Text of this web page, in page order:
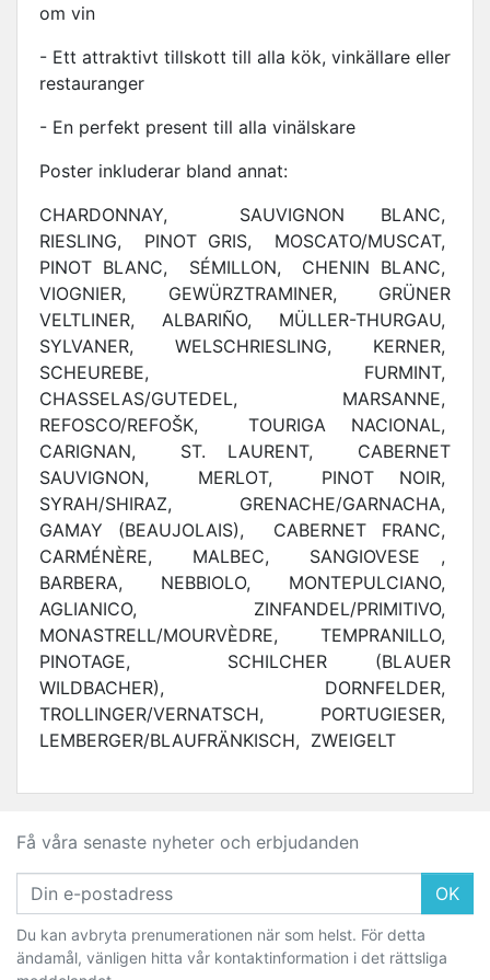
om vin
- Ett attraktivt tillskott till alla kök, vinkällare eller
restauranger
- En perfekt present till alla vinälskare
Poster inkluderar bland annat:
CHARDONNAY, SAUVIGNON BLANC,
RIESLING, PINOT GRIS, MOSCATO/MUSCAT,
PINOT BLANC, SÉMILLON, CHENIN BLANC,
VIOGNIER, GEWÜRZTRAMINER, GRÜNER
VELTLINER, ALBARIÑO, MÜLLER-THURGAU,
SYLVANER, WELSCHRIESLING, KERNER,
SCHEUREBE, FURMINT,
CHASSELAS/GUTEDEL, MARSANNE,
REFOSCO/REFOŠK, TOURIGA NACIONAL,
CARIGNAN, ST. LAURENT, CABERNET
SAUVIGNON, MERLOT, PINOT NOIR,
SYRAH/SHIRAZ, GRENACHE/GARNACHA,
GAMAY (BEAUJOLAIS), CABERNET FRANC,
CARMÉNÈRE, MALBEC, SANGIOVESE ,
BARBERA, NEBBIOLO, MONTEPULCIANO,
AGLIANICO, ZINFANDEL/PRIMITIVO,
MONASTRELL/MOURVÈDRE, TEMPRANILLO,
PINOTAGE, SCHILCHER (BLAUER
WILDBACHER), DORNFELDER,
TROLLINGER/VERNATSCH, PORTUGIESER,
LEMBERGER/BLAUFRÄNKISCH, ZWEIGELT
Få våra senaste nyheter och erbjudanden
OK
Du kan avbryta prenumerationen när som helst. För detta
ändamål, vänligen hitta vår kontaktinformation i det rättsliga